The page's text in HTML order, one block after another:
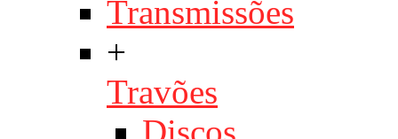
Transmissões
+
Travões